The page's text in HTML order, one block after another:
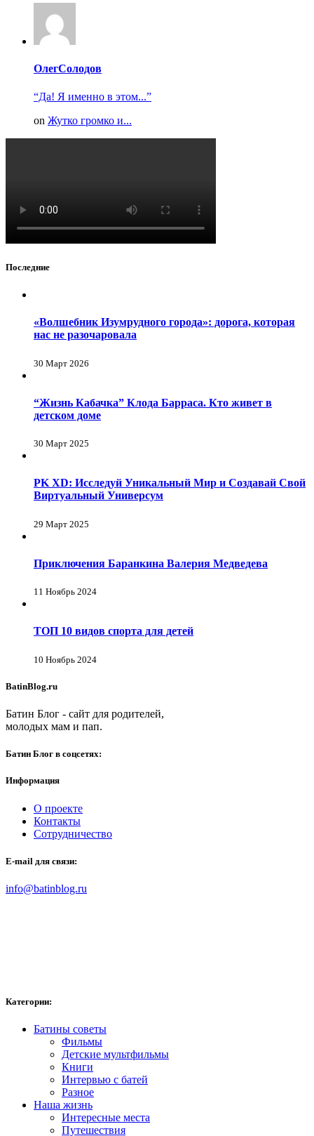
ОлегСолодов
“Да! Я именно в этом...”
on Жутко громко и...
Последние
«Волшебник Изумрудного города»: дорога, которая
нас не разочаровала
30 Март 2026
“Жизнь Кабачка” Клода Барраса. Кто живет в
детском доме
30 Март 2025
PK XD: Исследуй Уникальный Мир и Создавай Свой
Виртуальный Универсум
29 Март 2025
Приключения Баранкина Валерия Медведева
11 Ноябрь 2024
ТОП 10 видов спорта для детей
10 Ноябрь 2024
BatinBlog.ru
Батин Блог - сайт для родителей,
молодых мам и пап.
Батин Блог в соцсетях:
Информация
О проекте
Контакты
Сотрудничество
E-mail для связи:
info@batinblog.ru
Категории:
Батины советы
Фильмы
Детские мультфильмы
Книги
Интервью с батей
Разное
Наша жизнь
Интересные места
Путешествия